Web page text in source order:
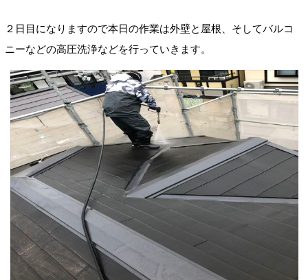
２日目になりますので本日の作業は外壁と屋根、そしてバルコ
ニーなどの高圧洗浄などを行っていきます。